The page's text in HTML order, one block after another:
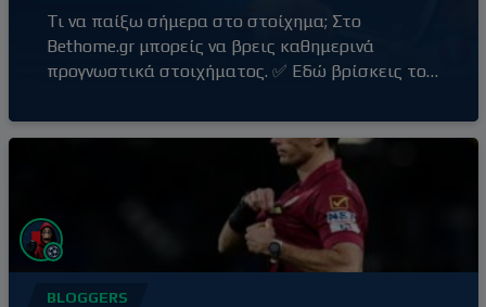
Τι να παίξω σήμερα στο στοίχημα; Στο
Bethome.gr μπορείς να βρεις καθημερινά
προγνωστικά στοιχήματος. ✅ Εδώ βρίσκεις το
προτάσεις μπάσκετ 🎾 Εδώ βρίσκεις προτάσεις
τένις 📊 Εδώ βρίσκεις όλες τις προτάσεις της
ημέρας ✍️ Εδώ βρίσκεις τα προγνωστικά όλων
των bloggers Η στήλη με τα προγνωστικά του
Bethome.gr ανανεώνεται καθημερινά.
BLOGGERS